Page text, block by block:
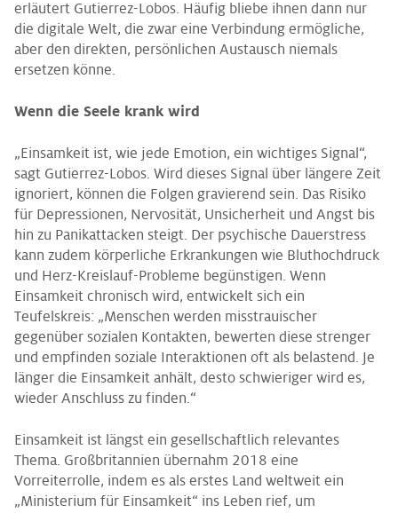
erläutert Gutierrez-Lobos. Häufig bliebe ihnen dann nur
die digitale Welt, die zwar eine Verbindung ermögliche,
aber den direkten, persönlichen Austausch niemals
ersetzen könne.
Wenn die Seele krank wird
„Einsamkeit ist, wie jede Emotion, ein wichtiges Signal“,
sagt Gutierrez-Lobos. Wird dieses Signal über längere Zeit
ignoriert, können die Folgen gravierend sein. Das Risiko
für Depressionen, Nervosität, Unsicherheit und Angst bis
hin zu Panikattacken steigt. Der psychische Dauerstress
kann zudem körperliche Erkrankungen wie Bluthochdruck
und Herz-Kreislauf-Probleme begünstigen. Wenn
Einsamkeit chronisch wird, entwickelt sich ein
Teufelskreis: „Menschen werden misstrauischer
gegenüber sozialen Kontakten, bewerten diese strenger
und empfinden soziale Interaktionen oft als belastend. Je
länger die Einsamkeit anhält, desto schwieriger wird es,
wieder Anschluss zu finden.“
Einsamkeit ist längst ein gesellschaftlich relevantes
Thema. Großbritannien übernahm 2018 eine
Vorreiterrolle, indem es als erstes Land weltweit ein
„Ministerium für Einsamkeit“ ins Leben rief, um